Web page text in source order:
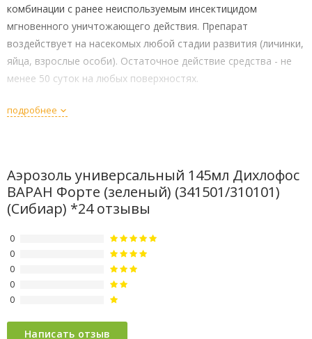
комбинации с ранее неиспользуемым инсектицидом
мгновенного уничтожающего действия. Препарат
воздействует на насекомых любой стадии развития (личинки,
яйца, взрослые особи). Остаточное действие средства - не
менее 50 суток на любых поверхностях.
подробнее
Аэрозоль универсальный 145мл Дихлофос
ВАРАН Форте (зеленый) (341501/310101)
(Сибиар) *24 отзывы
0
0
0
0
0